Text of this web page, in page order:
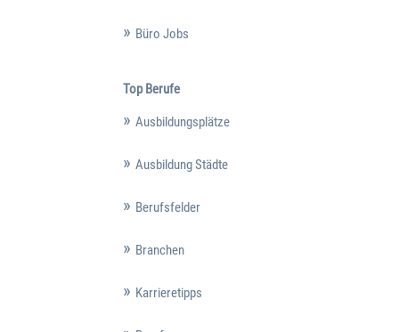
Büro Jobs
Top Berufe
Ausbildungsplätze
Ausbildung Städte
Berufsfelder
Branchen
Karrieretipps